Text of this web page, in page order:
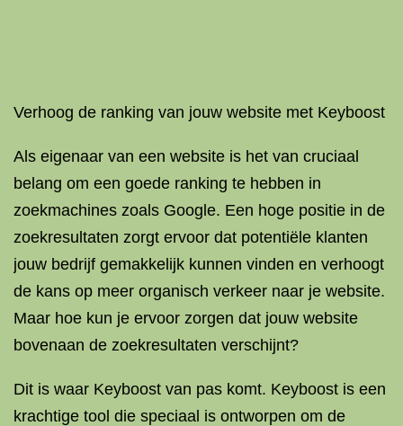
Verhoog de ranking van jouw website met Keyboost
Als eigenaar van een website is het van cruciaal
belang om een goede ranking te hebben in
zoekmachines zoals Google. Een hoge positie in de
zoekresultaten zorgt ervoor dat potentiële klanten
jouw bedrijf gemakkelijk kunnen vinden en verhoogt
de kans op meer organisch verkeer naar je website.
Maar hoe kun je ervoor zorgen dat jouw website
bovenaan de zoekresultaten verschijnt?
Dit is waar Keyboost van pas komt. Keyboost is een
krachtige tool die speciaal is ontworpen om de